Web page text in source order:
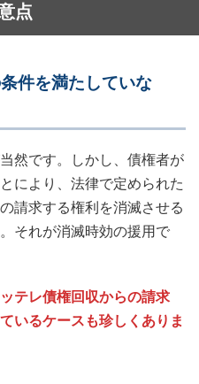
点
件を満たしていな
然です。しかし、債権者が
により、法律で定められた
請求する権利を消滅させる
それが消滅時効の援用で
テレ債権回収からの請求
いるケースも珍しくありま